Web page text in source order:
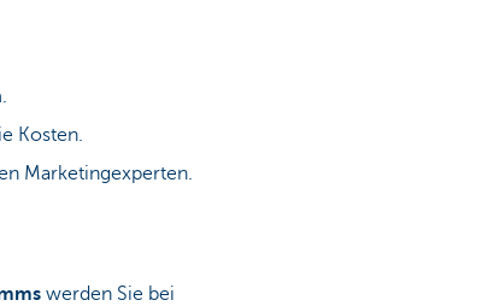
.
Kosten.
Marketingexperten.
werden Sie bei